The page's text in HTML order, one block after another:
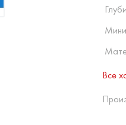
Все